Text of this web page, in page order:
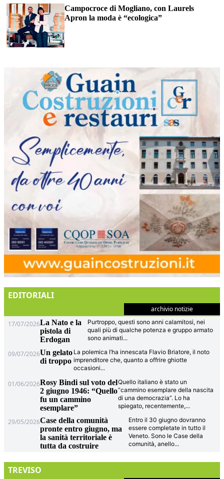
Campocroce di Mogliano, con Laurels
Apron la moda è “ecologica”
EDITORIALI
archivio notizie
17/07/2026La Nato e la
pistola di
Erdogan
Purtroppo, questi sono anni calamitosi, nei
quali più di qualche potenza e gruppo armato
sono animati...
09/07/2026Un gelato
di troppo
La polemica l’ha innescata Flavio Briatore, il noto
imprenditore che, quanto a offrire ghiotte
occasioni...
01/06/2026Rosy Bindi sul voto del
2 giugno 1946: “Quello
fu un cammino
esemplare”
Quello italiano è stato un
“cammino esemplare della nascita
di una democrazia”. Lo ha
spiegato, recentemente,...
29/05/2026Case della comunità
pronte entro giugno, ma
la sanità territoriale è
tutta da costruire
Entro il 30 giugno dovranno
essere completate in tutto il
Veneto. Sono le Case della
comunità, anello...
TREVISO